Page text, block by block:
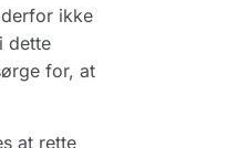
ikke
dette
for, at
at rette